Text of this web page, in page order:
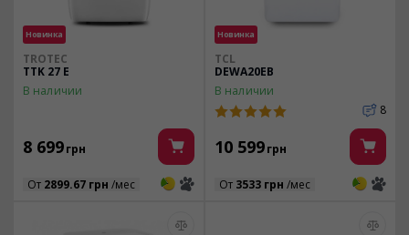
Новинка
TROTEC
TTK 27 E
В наличии
8 699грн
От 2899.67 грн /мес 3 3
Новинка
TCL
DEWA20EB
В наличии
8
10 599грн
От 3533 грн /мес 3 3